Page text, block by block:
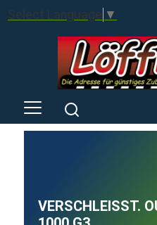
Select Language ▼
VERSCHLEISST.